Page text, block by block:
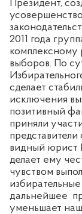
Президент,
2011 года
выборов. По
И
сделает
исключения
позитивный
приняли
видный юрист
делает ему
чувством
дальнейшее
уменьшает